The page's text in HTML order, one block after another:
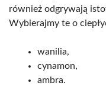
również odgrywają
Wybierajmy te o
wanilia,
cynamon,
ambra.